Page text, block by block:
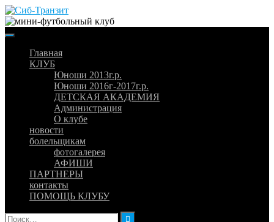
Skip
to
content
Главная
КЛУБ
Юноши 2013г.р.
Юноши 2016г-2017г.р.
ДЕТСКАЯ АКАДЕМИЯ
Администрация
О клубе
новости
болельщикам
фотогалерея
АФИШИ
ПАРТНЕРЫ
контакты
ПОМОЩЬ КЛУБУ
Найти: